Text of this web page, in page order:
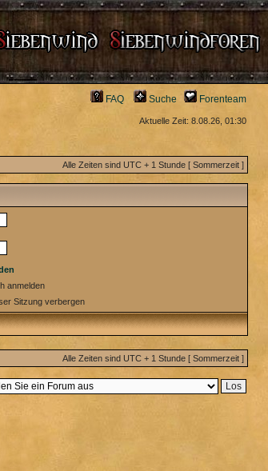
FAQ Suche Forenteam
Aktuelle Zeit: 8.08.26, 01:30
Alle Zeiten sind UTC + 1 Stunde [ Sommerzeit ]
anmelden
Sitzung verbergen
Alle Zeiten sind UTC + 1 Stunde [ Sommerzeit ]